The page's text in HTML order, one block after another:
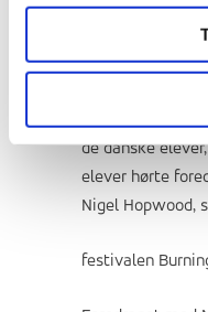
de danske
elever hørte
Nigel Hopwood,
festivalen